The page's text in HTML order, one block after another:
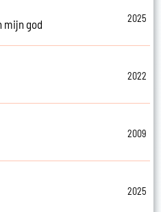
mijn god
2025
2022
2009
2025